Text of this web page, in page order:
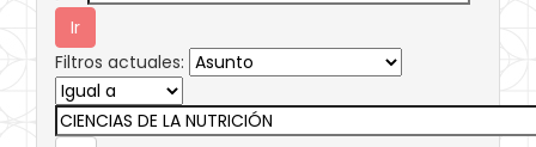
Filtros actuales: